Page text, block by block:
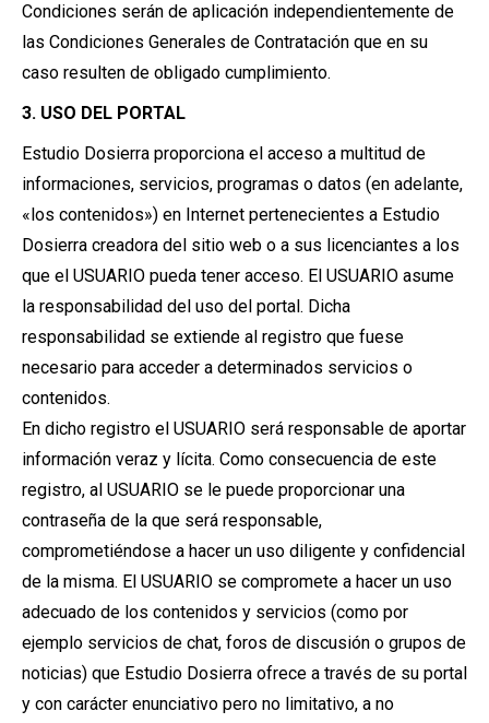
Condiciones serán de aplicación independientemente de
las Condiciones Generales de Contratación que en su
caso resulten de obligado cumplimiento.
3. USO DEL PORTAL
Estudio Dosierra proporciona el acceso a multitud de
informaciones, servicios, programas o datos (en adelante,
«los contenidos») en Internet pertenecientes a Estudio
Dosierra creadora del sitio web o a sus licenciantes a los
que el USUARIO pueda tener acceso. El USUARIO asume
la responsabilidad del uso del portal. Dicha
responsabilidad se extiende al registro que fuese
necesario para acceder a determinados servicios o
contenidos.
En dicho registro el USUARIO será responsable de aportar
información veraz y lícita. Como consecuencia de este
registro, al USUARIO se le puede proporcionar una
contraseña de la que será responsable,
comprometiéndose a hacer un uso diligente y confidencial
de la misma. El USUARIO se compromete a hacer un uso
adecuado de los contenidos y servicios (como por
ejemplo servicios de chat, foros de discusión o grupos de
noticias) que Estudio Dosierra ofrece a través de su portal
y con carácter enunciativo pero no limitativo, a no